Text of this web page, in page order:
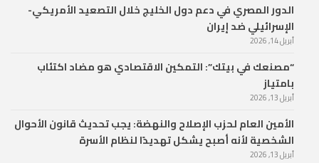
الدور المصري في دعم دول الخليج خلال التصعيد الأمريكي-
الإسرائيلي ضد إيران
أبريل 14, 2026
“مصنعك في بيتك”: التمكين الاقتصادي هو مضاد اكتئاب
بامتياز
أبريل 13, 2026
الأمين العام لحزب الإصلاح والنهضة: يجب تحديث قانون الأحوال
الشخصية لأنه أصبح يشكل تهديدًا لنظام الأسرة
أبريل 13, 2026